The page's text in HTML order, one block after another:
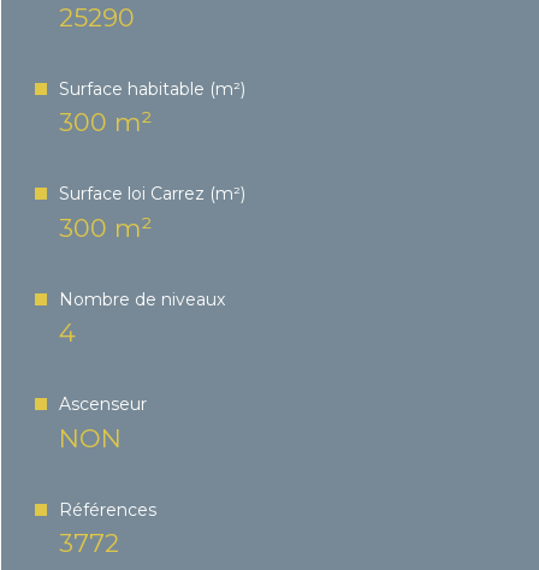
25290
Surface habitable (m²)
300 m²
Surface loi Carrez (m²)
300 m²
Nombre de niveaux
4
Ascenseur
NON
Références
3772